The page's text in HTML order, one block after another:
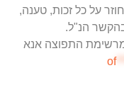
על כל זכות, טענה,
הנ"ל.
מרשימת התפוצה אנא
of